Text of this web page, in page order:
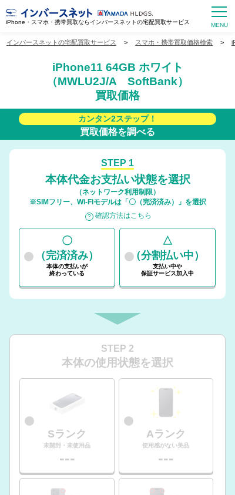
iPhone・スマホ・携帯買取ならインバースネットの宅配買取サービス
インバースネットの宅配買取サービス > スマホ・携帯買取価格検索 >
iPhone11 64GB ホワイト
（MWLU2J/A SoftBank）
買取価格
カンタン2ステップ！
買取価格を調べる
STEP 1
本体代金お支払い状態を選択
（ネットワーク利用制限）
※SIMフリー、Wi-Fiモデルは「〇（完済済み）」を選択
確認方法はこちら
〇
（完済済み）
本体の支払いが
終わっている
△
（分割払い中）
支払い中や
保証サービス加入中
STEP 2
本体の使用状態を選択
Sランク
未開封・未使用品
---
Aランク
使用感がない美品
---